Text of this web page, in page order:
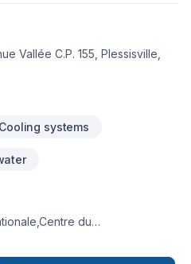
Vallée C.P. 155, Plessisville,
Cooling systems
du
de-la-